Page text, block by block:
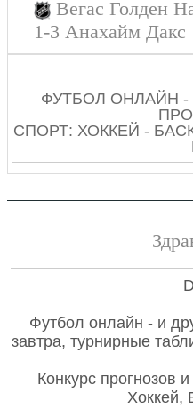
Вегас Голден
1-3 Анахайм Дакс
ФУТБОЛ ОНЛАЙН
СПОРТ: ХОККЕЙ -
Футбол онлайн - и
завтра, турнирные
Конкурс прогнозов
Хоккей,